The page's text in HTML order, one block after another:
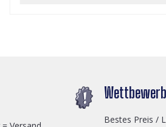
Bestes Preis /